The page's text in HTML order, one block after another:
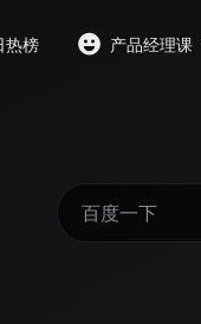
热榜 产品经理课